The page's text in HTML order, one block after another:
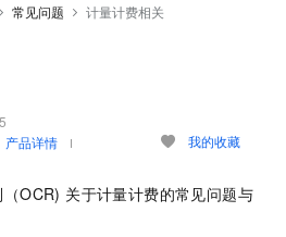
常见问题 计量计费相关
产品详情 我的收藏
OCR) 关于计量计费的常见问题与